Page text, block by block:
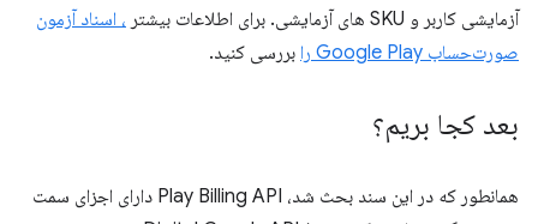
آزمایشی کاربر و SKU های آزمایشی. برای اطلاعات بیشتر
، اسناد آزمون
صورت‌حساب Google Play را
بررسی کنید.
بعد کجا بریم؟
همانطور که در این سند بحث شد، Play Billing API دارای اجزای سمت